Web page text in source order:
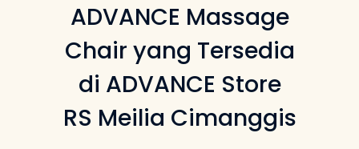
ADVANCE Massage
Chair yang Tersedia
di ADVANCE Store
RS Meilia Cimanggis